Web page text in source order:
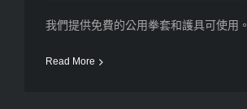
我們提供免費的公用拳套和護具可使用。
Read More